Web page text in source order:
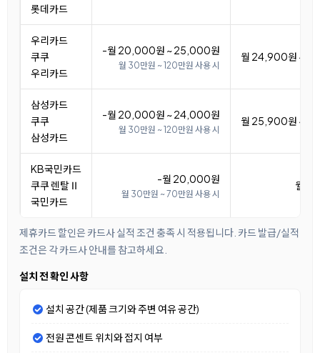
롯데카드
우리카드
쿠쿠
우리카드
-월 20,000원 ~ 25,000원
월 30만원 ~ 120만원 사용 시
월 24,900원 ~
삼성카드
쿠쿠
삼성카드
-월 20,000원 ~ 24,000원
월 30만원 ~ 120만원 사용 시
월 25,900원 ~
KB국민카드
쿠쿠 렌탈Ⅱ
국민카드
-월 20,000원
월 30만원 ~ 70만원 사용 시
월
제휴카드 할인은 카드사 실적 조건 충족 시 적용됩니다. 카드 발급/실적
조건은 각 카드사 안내를 참고하세요.
설치 전 확인 사항
설치 공간 (제품 크기와 주변 여유 공간)
전원 콘센트 위치와 접지 여부